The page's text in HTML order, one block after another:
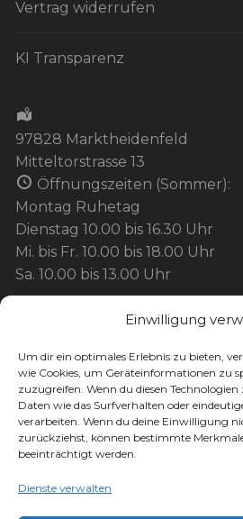
Einwilligung
Um dir ein optimales Erlebnis zu bieten,
wie Cookies, um Geräteinformationen zu
zuzugreifen. Wenn du diesen
Daten wie das Surfverhalten oder
verarbeiten. Wenn du deine Einwilligung
zurückziehst, können bestimmte
beeinträchtigt werden.
Dienste verwalten
Vertrag widerrufen
KI Transparenz
97828 Marktheidenfeld
Mitteltorstrasse 13
Öffnungszeiten (Sommer):
Montag Ruhetag
Dienstag 10.00 bis 16.30 Uhr
Mi. bis Fr. 10.00 bis 18.00 Uhr
Sa. 10.00 bis 13.00 Uhr
Barzahlung
Kartenzahlung / EC /
Paypal
Maingutschein